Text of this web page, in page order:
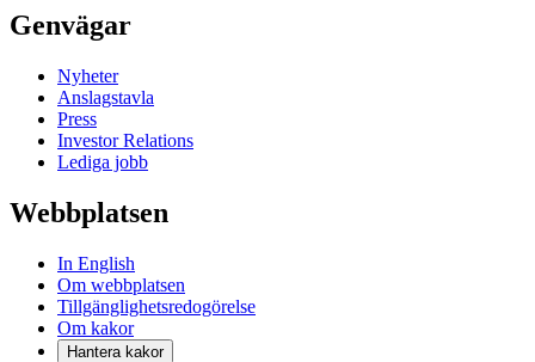
Genvägar
Nyheter
Anslagstavla
Press
Investor Relations
Lediga jobb
Webbplatsen
In English
Om webbplatsen
Tillgänglighetsredogörelse
Om kakor
Hantera kakor